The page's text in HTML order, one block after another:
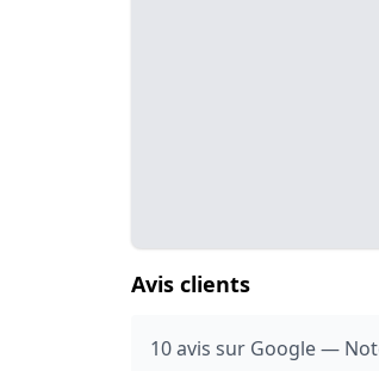
Avis clients
10 avis sur Google —